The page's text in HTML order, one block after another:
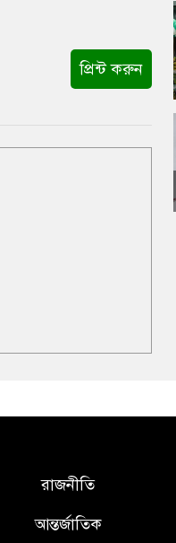
প্রিন্ট করুন
রাজনীতি
আন্তর্জাতিক